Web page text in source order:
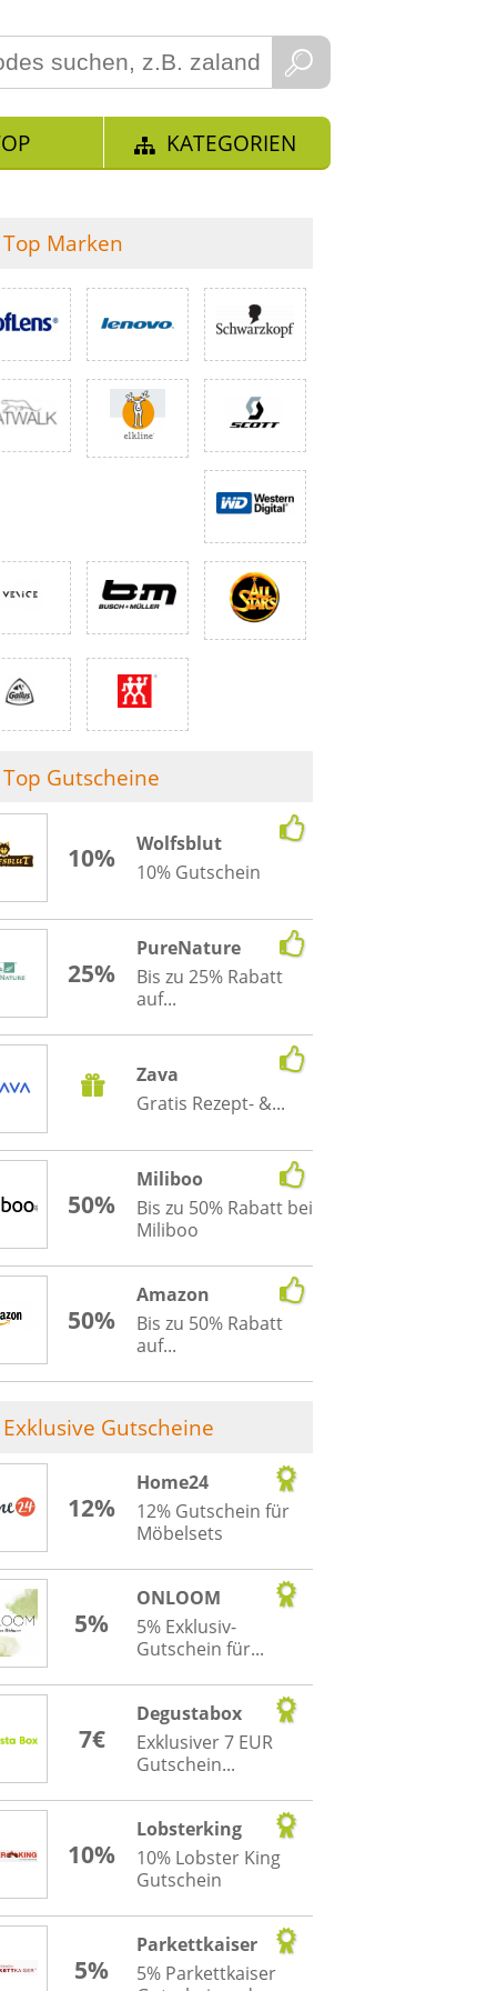
KATEGORIEN
Top Marken
Top Gutscheine
10%
Wolfsblut
10% Gutschein
25%
PureNature
Bis zu 25% Rabatt
auf...
Zava
Gratis Rezept- &...
50%
Miliboo
Bis zu 50% Rabatt bei
Miliboo
50%
Amazon
Bis zu 50% Rabatt
auf...
Exklusive Gutscheine
12%
Home24
12% Gutschein für
Möbelsets
5%
ONLOOM
5% Exklusiv-
Gutschein für...
7€
Degustabox
Exklusiver 7 EUR
Gutschein...
10%
Lobsterking
10% Lobster King
Gutschein
5%
Parkettkaiser
5% Parkettkaiser